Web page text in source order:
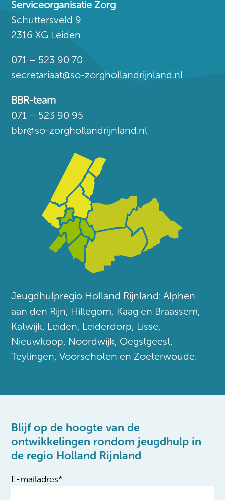
Serviceorganisatie Zorg
Schuttersveld 9
2316 XG Leiden
071 – 523 90 70
secretariaat@so-zorghollandrijnland.nl
BBR-team
071 – 523 90 95
bbr@so-zorghollandrijnland.nl
Jeugdhulpregio Holland Rijnland: Alphen
aan den Rijn, Hillegom, Kaag en Braassem,
Katwijk, Leiden, Leiderdorp, Lisse,
Nieuwkoop, Noordwijk, Oegstgeest,
Teylingen, Voorschoten en Zoeterwoude.
Blijf op de hoogte van de
ontwikkelingen rondom jeugdhulp in
de regio Holland Rijnland
E-mailadres*